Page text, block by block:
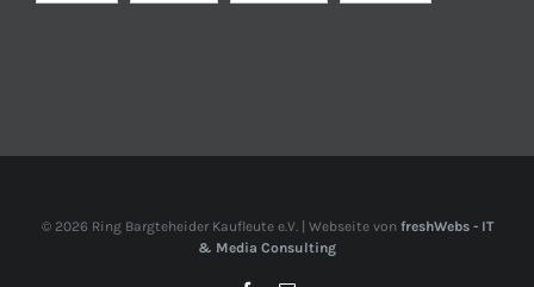
© 2026 Ring Bargteheider Kaufleute e.V. | Webseite von freshWebs - IT
& Media Consulting